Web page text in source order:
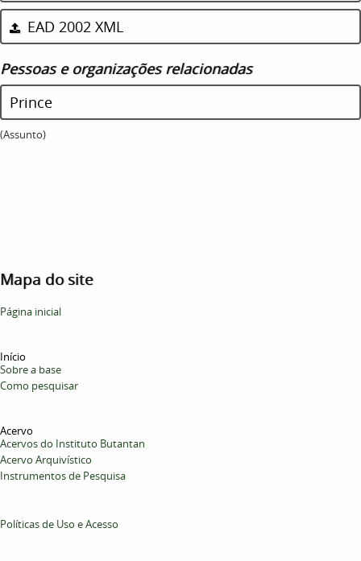
EAD 2002 XML
Pessoas e organizações relacionadas
Prince
(Assunto)
Mapa do site
Página inicial
Início
Sobre a base
Como pesquisar
Acervo
Acervos do Instituto Butantan
Acervo Arquivístico
Instrumentos de Pesquisa
Políticas de Uso e Acesso